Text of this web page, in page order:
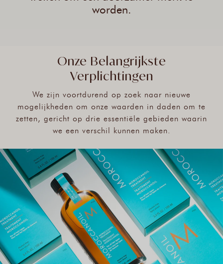
worden.
Onze Belangrijkste
Verplichtingen
We zijn voortdurend op zoek naar nieuwe
mogelijkheden om onze waarden in daden om te
zetten, gericht op drie essentiële gebieden waarin
we een verschil kunnen maken.